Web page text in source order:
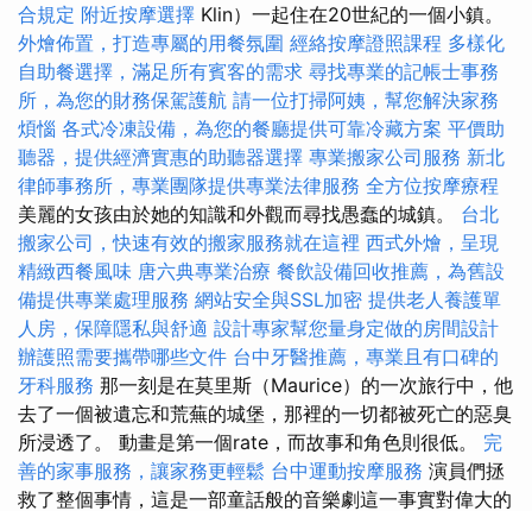
合規定 附近按摩選擇 Klin）一起住在20世紀的一個小鎮。
外燴佈置，打造專屬的用餐氛圍 經絡按摩證照課程 多樣化
自助餐選擇，滿足所有賓客的需求 尋找專業的記帳士事務
所，為您的財務保駕護航 請一位打掃阿姨，幫您解決家務
煩惱 各式冷凍設備，為您的餐廳提供可靠冷藏方案 平價助
聽器，提供經濟實惠的助聽器選擇 專業搬家公司服務 新北
律師事務所，專業團隊提供專業法律服務 全方位按摩療程
美麗的女孩由於她的知識和外觀而尋找愚蠢的城鎮。 台北
搬家公司，快速有效的搬家服務就在這裡 西式外燴，呈現
精緻西餐風味 唐六典專業治療 餐飲設備回收推薦，為舊設
備提供專業處理服務 網站安全與SSL加密 提供老人養護單
人房，保障隱私與舒適 設計專家幫您量身定做的房間設計
辦護照需要攜帶哪些文件 台中牙醫推薦，專業且有口碑的
牙科服務 那一刻是在莫里斯（Maurice）的一次旅行中，他
去了一個被遺忘和荒蕪的城堡，那裡的一切都被死亡的惡臭
所浸透了。 動畫是第一個rate，而故事和角色則很低。 完
善的家事服務，讓家務更輕鬆 台中運動按摩服務 演員們拯
救了整個事情，這是一部童話般的音樂劇這一事實對偉大的